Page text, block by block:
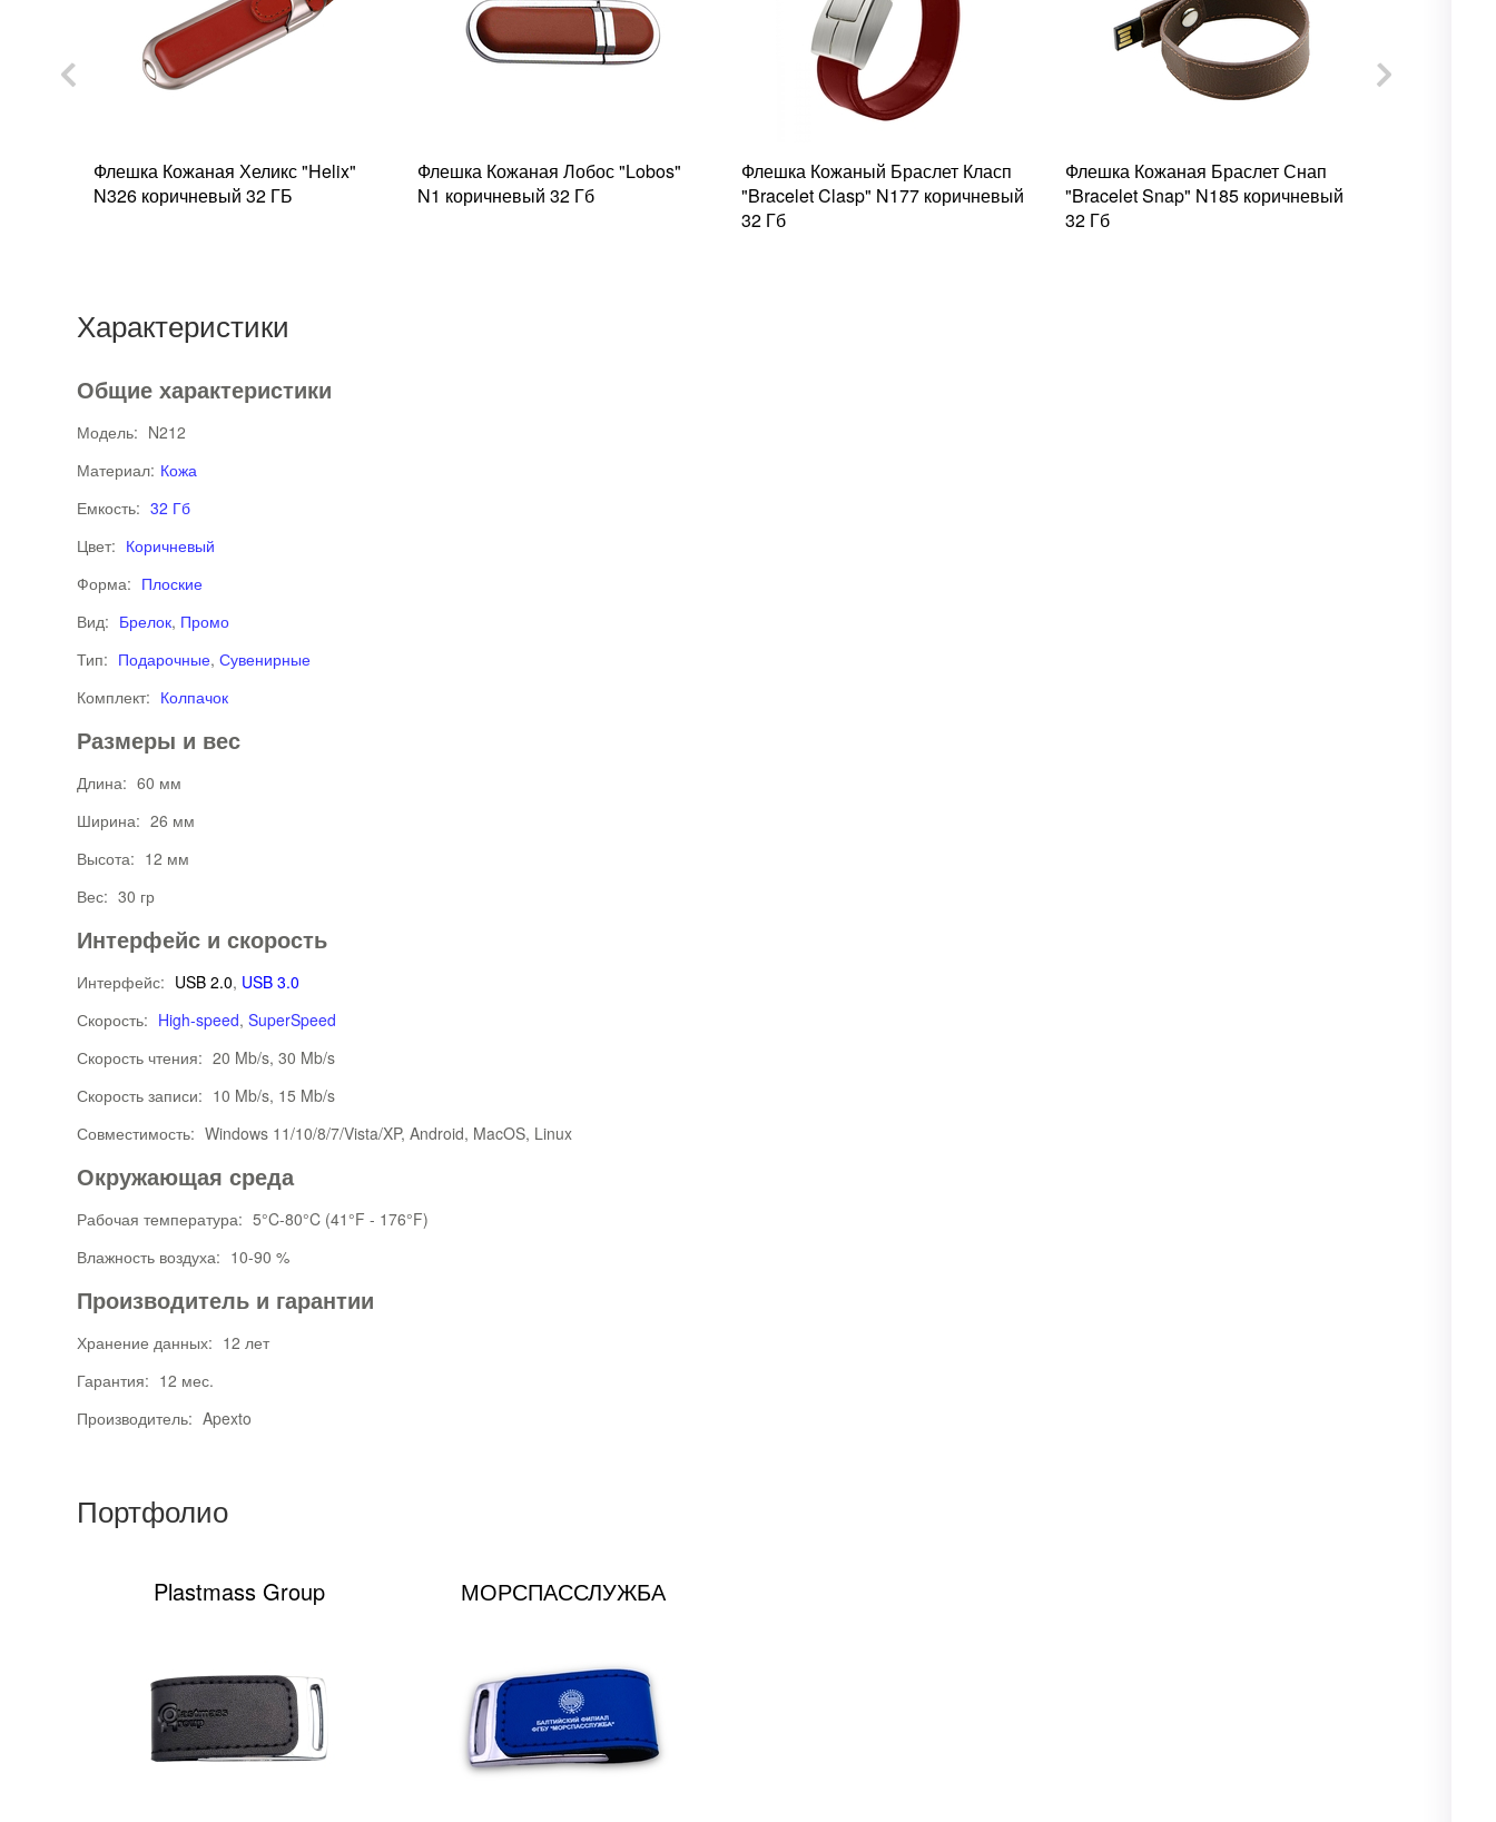
Флешка Кожаная Хеликс "Helix"
N326 коричневый 32 ГБ
Флешка Кожаная Лобос "Lobos"
N1 коричневый 32 Гб
Флешка Кожаный Браслет Класп
"Bracelet Clasp" N177 коричневый
32 Гб
Флешка Кожаная Браслет Снап
"Bracelet Snap" N185 коричневый
32 Гб
Характеристики
Общие характеристики
Модель: N212
Материал: Кожа
Емкость: 32 Гб
Цвет: Коричневый
Форма: Плоские
Вид: Брелок, Промо
Тип: Подарочные,Сувенирные
Комплект: Колпачок
Размеры и вес
Длина: 60 мм
Ширина: 26 мм
Высота: 12 мм
Вес: 30 гр
Интерфейс и скорость
Интерфейс: USB 2.0, USB 3.0
Скорость: High-speed,SuperSpeed
Скорость чтения: 20 Mb/s, 30 Mb/s
Скорость записи: 10 Mb/s, 15 Mb/s
Совместимость: Windows 11/10/8/7/Vista/XP, Android, MacOS, Linux
Окружающая среда
Рабочая температура: 5°C-80°C (41°F - 176°F)
Влажность воздуха: 10-90 %
Производитель и гарантии
Хранение данных: 12 лет
Гарантия: 12 мес.
Производитель: Apexto
Портфолио
Plastmass Group МОРСПАССЛУЖБА